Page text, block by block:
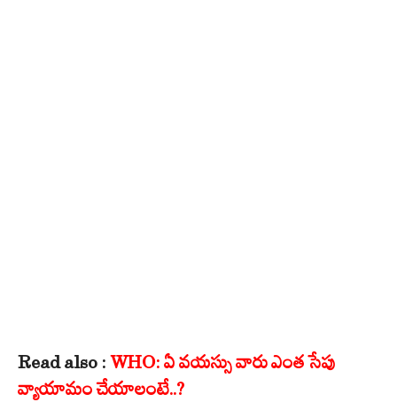
Read also : WHO: ఏ వయస్సు వారు ఎంత సేపు
వ్యాయామం చేయాలంటే..?